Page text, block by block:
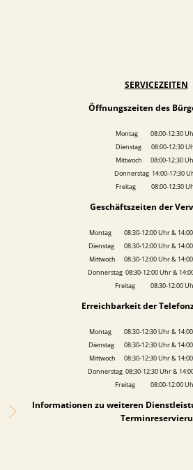
SERVICEZEITEN
Öffnungszeiten des
Montag 08:00-12:30
Dienstag 08:00-12:30
Mittwoch 08:00-12:30
Donnerstag 14:00-17:30
Freitag 08:00-12:30
Geschäftszeiten der
Montag 08:30-12:00 Uhr &
Dienstag 08:30-12:00 Uhr &
Mittwoch 08:30-12:00 Uhr &
Donnerstag 08:30-12:00 Uhr &
Freitag 08:30-12:00
Erreichbarkeit der
Montag 08:30-12:30 Uhr &
Dienstag 08:30-12:30 Uhr &
Mittwoch 08:30-12:30 Uhr &
Donnerstag 08:30-12:30 Uhr &
Freitag 08:00-12:00
Informationen zu weiteren